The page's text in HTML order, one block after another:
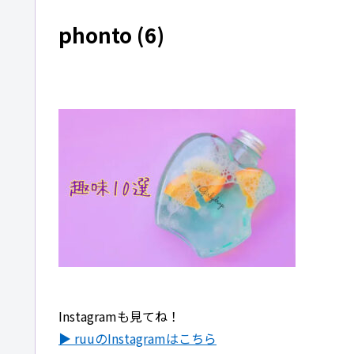
phonto (6)
Instagramも見てね！
▶ ruuのInstagramはこちら